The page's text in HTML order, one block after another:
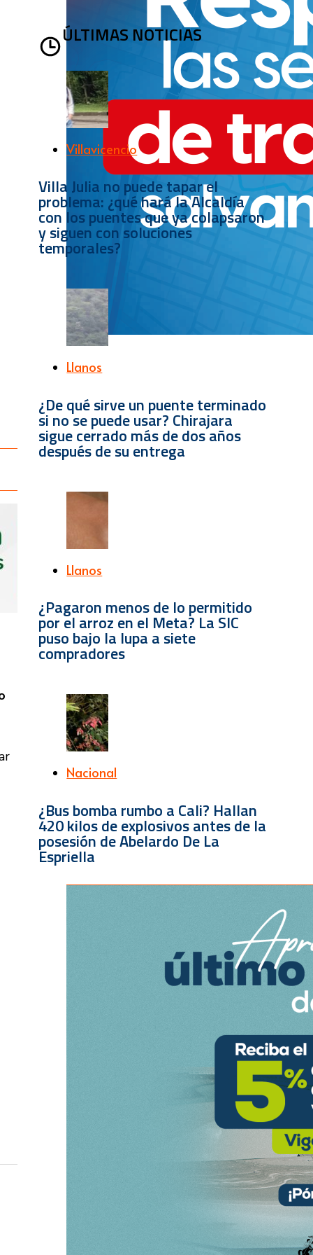
ÚLTIMAS NOTICIAS
Villavicencio
Villa Julia no puede tapar el
problema: ¿qué hará la Alcaldía
con los puentes que ya colapsaron
y siguen con soluciones
temporales?
Llanos
¿De qué sirve un puente terminado
si no se puede usar? Chirajara
sigue cerrado más de dos años
después de su entrega
Llanos
¿Pagaron menos de lo permitido
por el arroz en el Meta? La SIC
puso bajo la lupa a siete
compradores
Nacional
¿Bus bomba rumbo a Cali? Hallan
420 kilos de explosivos antes de la
posesión de Abelardo De La
Espriella